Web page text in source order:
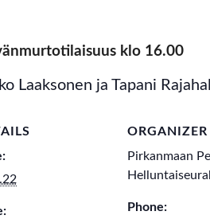
klo 16.00
Laaksonen ja Tapani
ORGANIZER
Pirkanmaan
Phone: